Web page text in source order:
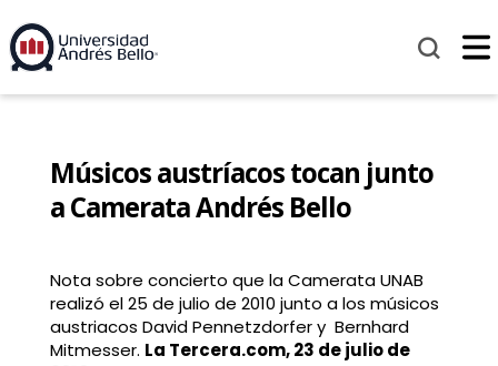
Músicos austríacos tocan junto
a Camerata Andrés Bello
Nota sobre concierto que la Camerata UNAB
realizó el 25 de julio de 2010 junto a los músicos
austriacos David Pennetzdorfer y Bernhard
Mitmesser. La Tercera.com, 23 de julio de